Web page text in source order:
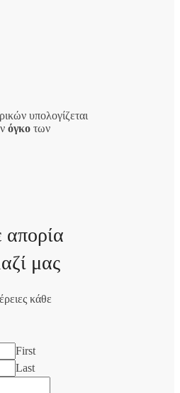
υπολογίζεται
όγκο των
απορία
μας
κάθε
First
Last